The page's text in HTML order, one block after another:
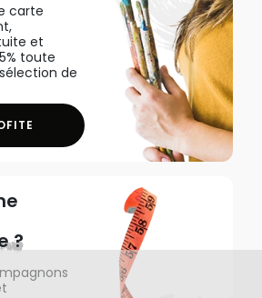
carte
et
toute
de
?